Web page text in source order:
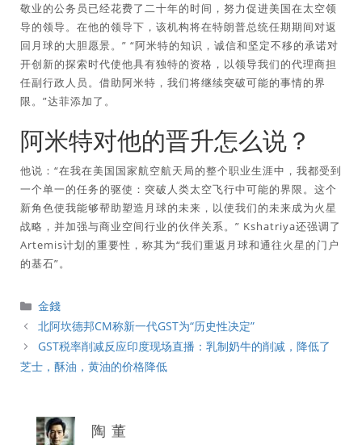
敬业的公务员已经花费了二十年的时间，努力促进美国在太空领
导的领导。在他的领导下，该机构将在特朗普总统任期期间对返
回月球的大胆愿景。” “阿米特的知识，诚信和坚定不移的承诺对
开创新的探索时代使他具有独特的资格，以领导我们的代理商担
任副行政人员。借助阿米特，我们将继续突破可能的事情的界
限。”达菲添加了。
阿米特对他的晋升怎么说？
他说：“在我在美国国家航空航天局的整个职业生涯中，我都受到
一个单一的任务的驱使：突破人类太空飞行中可能的界限。这个
新角色使我能够帮助塑造月球的未来，以使我们的未来成为火星
战略，并加强与商业空间行业的伙伴关系。” Kshatriya还强调了
Artemis计划的重要性，称其为“我们重返月球和通往火星的门户
的基石”。
分
類
金錢
北阿坎德邦CM称新一代GST为“历史性决定”
GST税率削减反应印度现场直播：乳制奶牛的削减，降低了
芝士，酥油，黄油的价格降低
陶 董